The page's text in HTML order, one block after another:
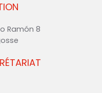
Ramón 8